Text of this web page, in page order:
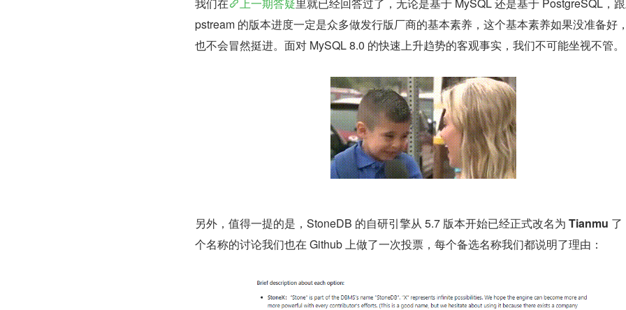
我们在 上一期答疑里就已经回答过了，无论是基于 MySQL 还是基于 PostgreSQL，
pstream 的版本进度一定是众多做发行版厂商的基本素养，这个基本素养如果没准备好
也不会冒然挺进。面对 MySQL 8.0 的快速上升趋势的客观事实，我们不可能坐视不管。
另外，值得一提的是，StoneDB 的自研引擎从 5.7 版本开始已经正式改名为 Tianmu 了
个名称的讨论我们也在 Github 上做了一次投票，每个备选名称我们都说明了理由：